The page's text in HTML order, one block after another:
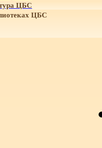
ЦБС
ЦБС